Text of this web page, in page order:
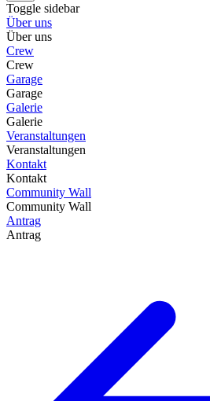
Toggle sidebar
Über uns
Über uns
Crew
Crew
Garage
Garage
Galerie
Galerie
Veranstaltungen
Veranstaltungen
Kontakt
Kontakt
Community Wall
Community Wall
Antrag
Antrag